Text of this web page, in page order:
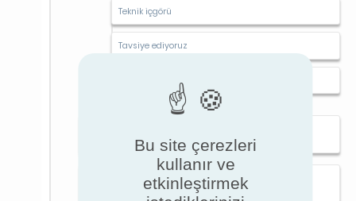
Teknik içgörü
Tavsiye ediyoruz
Sertifikalı ürünler
Mali teşvikler
Bu site çerezleri
kullanır ve
etkinleştirmek